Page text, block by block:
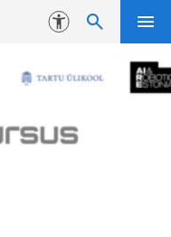
Juurdepääsetavus